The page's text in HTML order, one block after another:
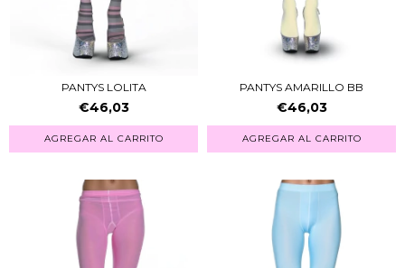
PANTYS LOLITA
€46,03
AGREGAR AL CARRITO
PANTYS AMARILLO BB
€46,03
AGREGAR AL CARRITO